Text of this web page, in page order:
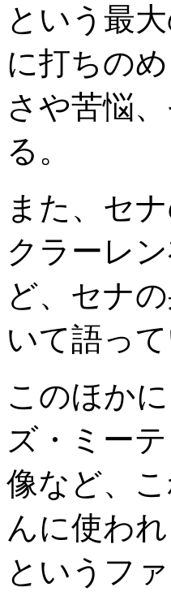
という最
に打ちの
さや苦悩
る。
また、セ
クラーレ
ど、セナ
いて語って
このほか
ズ・ミー
像など、
んに使わ
というフ